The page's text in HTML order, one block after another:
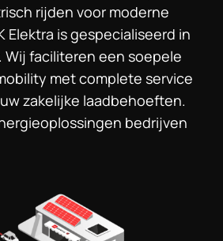
rijden voor moderne
Elektra is gespecialiseerd in
faciliteren een soepele
met complete service
zakelijke laadbehoeften.
bedrijven